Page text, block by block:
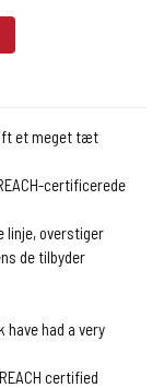
et meget tæt
certificerede
linje, overstiger
de tilbyder
have had a very
certified